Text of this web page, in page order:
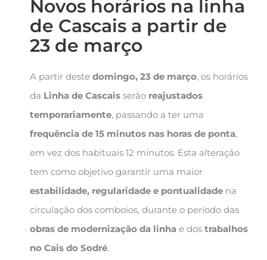
Novos horários na linha
de Cascais a partir de
23 de março
A partir deste domingo, 23 de março, os horários
da Linha de Cascaisserão reajustados
temporariamente, passando a ter uma
frequência de 15 minutos nas horas de ponta,
em vez dos habituais 12 minutos. Esta alteração
tem como objetivo garantir uma maior
estabilidade, regularidade e pontualidadena
circulação dos comboios, durante o período das
obras de modernização da linhae dos trabalhos
no Cais do Sodré.